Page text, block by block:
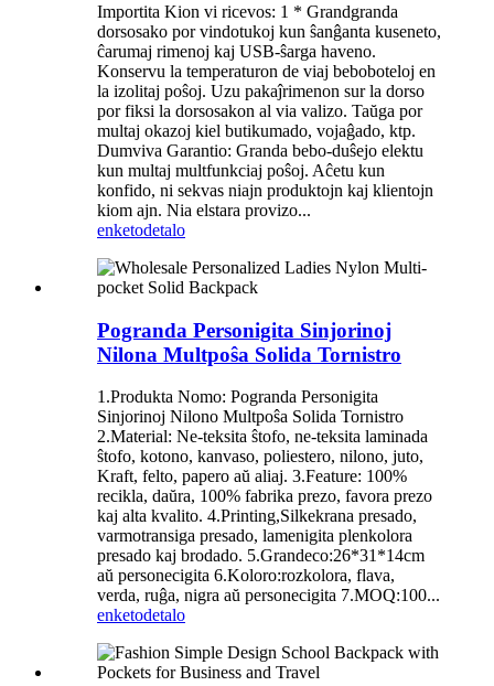
Importita Kion vi ricevos: 1 * Grandgranda
dorsosako por vindotukoj kun ŝanĝanta kuseneto,
ĉarumaj rimenoj kaj USB-ŝarga haveno.
Konservu la temperaturon de viaj beboboteloj en
la izolitaj poŝoj. Uzu pakaĵrimenon sur la dorso
por fiksi la dorsosakon al via valizo. Taŭga por
multaj okazoj kiel butikumado, vojaĝado, ktp.
Dumviva Garantio: Granda bebo-duŝejo elektu
kun multaj multfunkciaj poŝoj. Aĉetu kun
konfido, ni sekvas niajn produktojn kaj klientojn
kiom ajn. Nia elstara provizo...
enketodetalo
Pogranda Personigita Sinjorinoj
Nilona Multpoŝa Solida Tornistro
1.Produkta Nomo: Pogranda Personigita
Sinjorinoj Nilono Multpoŝa Solida Tornistro
2.Material: Ne-teksita ŝtofo, ne-teksita laminada
ŝtofo, kotono, kanvaso, poliestero, nilono, juto,
Kraft, felto, papero aŭ aliaj. 3.Feature: 100%
recikla, daŭra, 100% fabrika prezo, favora prezo
kaj alta kvalito. 4.Printing,Silkekrana presado,
varmotransiga presado, lamenigita plenkolora
presado kaj brodado. 5.Grandeco:26*31*14cm
aŭ personecigita 6.Koloro:rozkolora, flava,
verda, ruĝa, nigra aŭ personecigita 7.MOQ:100...
enketodetalo